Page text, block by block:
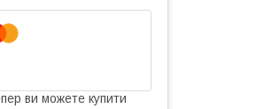
ви можете купити